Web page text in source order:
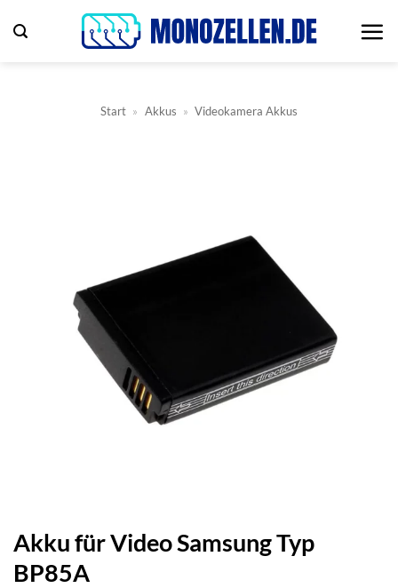
Inhalt
Start » Akkus » Videokamera Akkus
Akku für Video Samsung Typ
BP85A